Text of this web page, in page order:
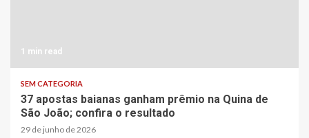
1 min read
SEM CATEGORIA
37 apostas baianas ganham prêmio na Quina de
São João; confira o resultado
29 de junho de 2026